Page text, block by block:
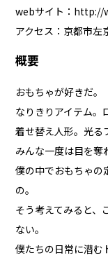
webサイト： http://
アクセス：京都市左
概要
おもちゃが好きだ。
なりきりアイテム。
着せ替え人形。光る
みんな一度は目を奪
僕の中でおもちゃの
の。
そう考えてみると、
ない。
僕たちの日常に潜む